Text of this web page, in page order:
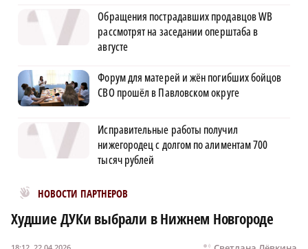
Обращения пострадавших продавцов WB
рассмотрят на заседании оперштаба в
августе
Форум для матерей и жён погибших бойцов
СВО прошёл в Павловском округе
Исправительные работы получил
нижегородец с долгом по алиментам 700
тысяч рублей
НОВОСТИ ПАРТНЕРОВ
Новости МирТесен
Худшие ДУКи выбрали в Нижнем Новгороде